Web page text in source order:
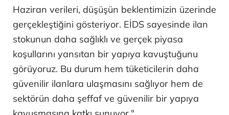
Haziran verileri, düşüşün beklentimizin üzerinde
gerçekleştiğini gösteriyor. EİDS sayesinde ilan
stokunun daha sağlıklı ve gerçek piyasa
koşullarını yansıtan bir yapıya kavuştuğunu
görüyoruz. Bu durum hem tüketicilerin daha
güvenilir ilanlara ulaşmasını sağlıyor hem de
sektörün daha şeffaf ve güvenilir bir yapıya